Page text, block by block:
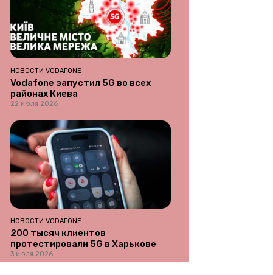
НОВОСТИ VODAFONE
Vodafone запустил 5G во всех
районах Киева
22 июля 2026
НОВОСТИ VODAFONE
200 тысяч клиентов
протестировали 5G в Харькове
3 июля 2026